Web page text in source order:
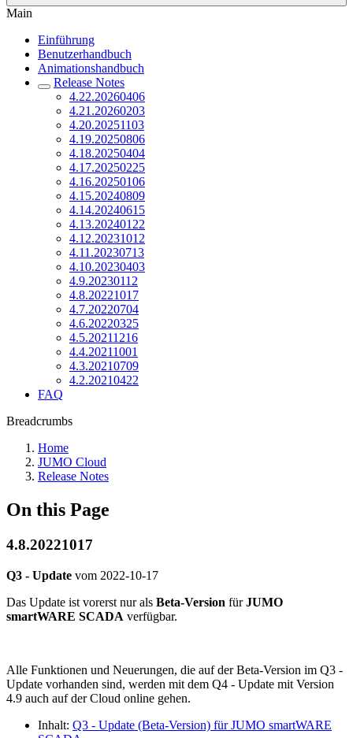
Main
Einführung
Benutzerhandbuch
Animationshandbuch
Release Notes
4.22.20260406
4.21.20260203
4.20.20251103
4.19.20250806
4.18.20250404
4.17.20250225
4.16.20250106
4.15.20240809
4.14.20240615
4.13.20240122
4.12.20231012
4.11.20230713
4.10.20230403
4.9.20230112
4.8.20221017
4.7.20220704
4.6.20220325
4.5.20211216
4.4.20211001
4.3.20210709
4.2.20210422
FAQ
Breadcrumbs
Home
JUMO Cloud
Release Notes
On this Page
4.8.20221017
Q3 - Update vom 2022-10-17
Das Update ist vorerst nur als Beta-Version fürJUMO
smartWARE SCADA verfügbar.
Alle Funktionen und Neuerungen, die auf der Beta-Version im Q3 -
Update vorhanden sind, werden mit dem Q4 - Update mit Version
4.9 auch auf der Cloud online gehen.
Inhalt: Q3 - Update (Beta-Version) für JUMO smartWARE